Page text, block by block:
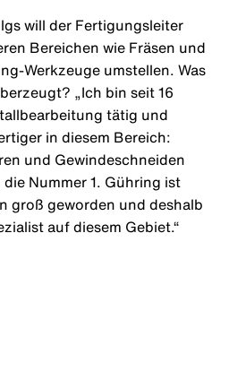
will der Fertigungsleiter
Bereichen wie Fräsen und
Werkzeuge umstellen. Was
„Ich bin seit 16
tätig und
in diesem Bereich:
und Gewindeschneiden
Nummer 1. Gühring ist
groß geworden und deshalb
auf diesem Gebiet.“